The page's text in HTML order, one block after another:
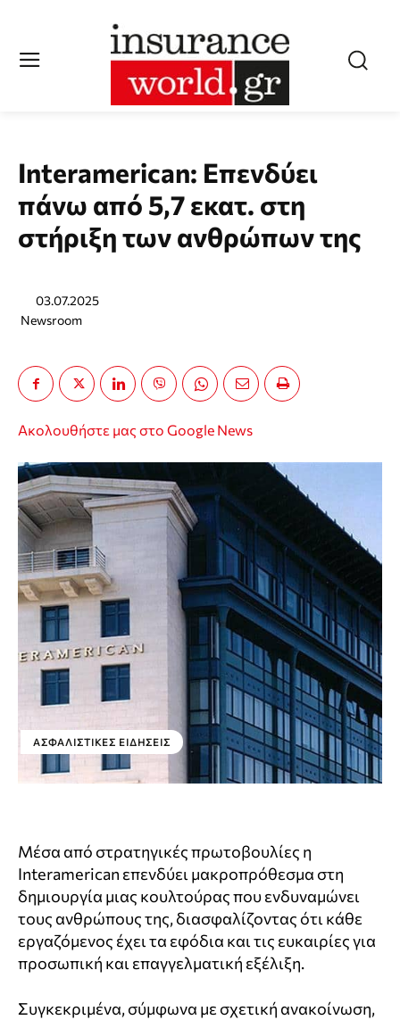
Interamerican: Επενδύει
πάνω από 5,7 εκατ. στη
στήριξη των ανθρώπων της
03.07.2025
Newsroom
Ακολουθήστε μας στο Google News
ΑΣΦΑΛΙΣΤΙΚΕΣ ΕΙΔΗΣΕΙΣ
Μέσα από στρατηγικές πρωτοβουλίες η
Interamerican επενδύει μακροπρόθεσμα στη
δημιουργία μιας κουλτούρας που ενδυναμώνει
τους ανθρώπους της, διασφαλίζοντας ότι κάθε
εργαζόμενος έχει τα εφόδια και τις ευκαιρίες για
προσωπική και επαγγελματική εξέλιξη.
Συγκεκριμένα, σύμφωνα με σχετική ανακοίνωση,